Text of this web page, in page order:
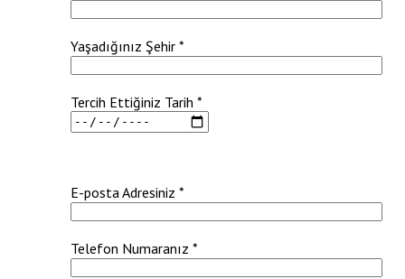
Yaşadığınız Şehir *
Tercih Ettiğiniz Tarih *
E-posta Adresiniz *
Telefon Numaranız *